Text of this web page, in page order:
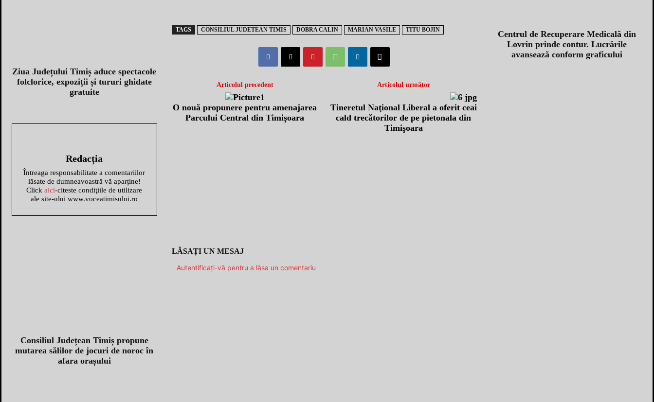
Ziua Județului Timiș aduce spectacole
folclorice, expoziții și tururi ghidate
gratuite
Redacția
Întreaga responsabilitate a comentariilor
lăsate de dumneavoastră vă aparține!
Clickaici-citeste condiţiile de utilizare
ale site-ului www.voceatimisului.ro
TAGS CONSILIUL JUDETEAN TIMIS DOBRA CALIN MARIAN VASILE TITU BOJIN
Articolul precedent
O nouă propunere pentru amenajarea
Parcului Central din Timişoara
Articolul următor
Tineretul Naţional Liberal a oferit ceai
cald trecătorilor de pe pietonala din
Timişoara
Consiliul Județean Timiș propune
mutarea sălilor de jocuri de noroc în
afara orașului
LĂSAȚI UN MESAJ
Autentificați-vă pentru a lăsa un comentariu
Centrul de Recuperare Medicală din
Lovrin prinde contur. Lucrările
avansează conform graficului